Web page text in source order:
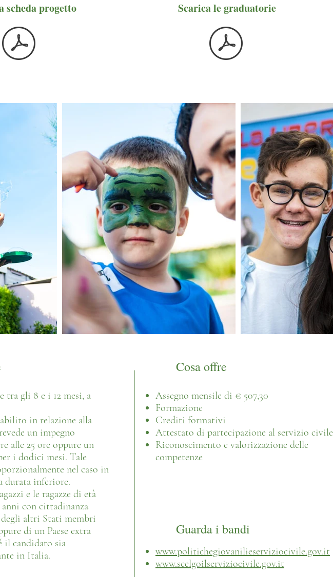
scheda progetto Scarica le graduatorie
Cosa offre
tra gli 8 e i 12 mesi, a
in relazione alla
un impegno
alle 25 ore oppure un
i dodici mesi. Tale
nel caso in
durata inferiore.
e le ragazze di età
con cittadinanza
altri Stati membri
di un Paese extra
il candidato sia
in Italia.
Assegno mensile di € 507,30
Formazione
Crediti formativi
Attestato di partecipazione al servizio civile
Riconoscimento e valorizzazione delle
competenze
Guarda i bandi
www.politichegiovanilieserviziocivile.gov.it
www.scelgoilserviziocivile.gov.it